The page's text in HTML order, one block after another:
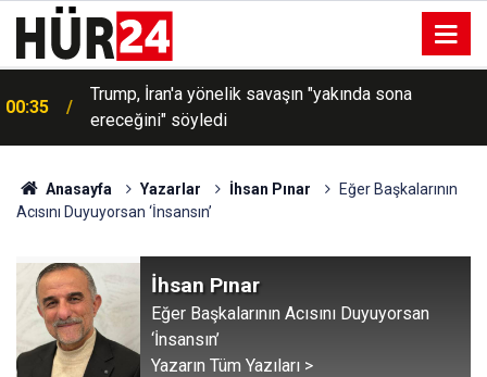
00:35
Trump, İran'a yönelik savaşın "yakında sona
ereceğini" söyledi
00:30
Cumhurbaşkanlığına Cevdet Yılmaz vekalet edecek
Anasayfa Yazarlar İhsan Pınar
Eğer Başkalarının
Acısını Duyuyorsan ‘İnsansın’
İhsan Pınar
Eğer Başkalarının Acısını Duyuyorsan
‘İnsansın’
Yazarın Tüm Yazıları >